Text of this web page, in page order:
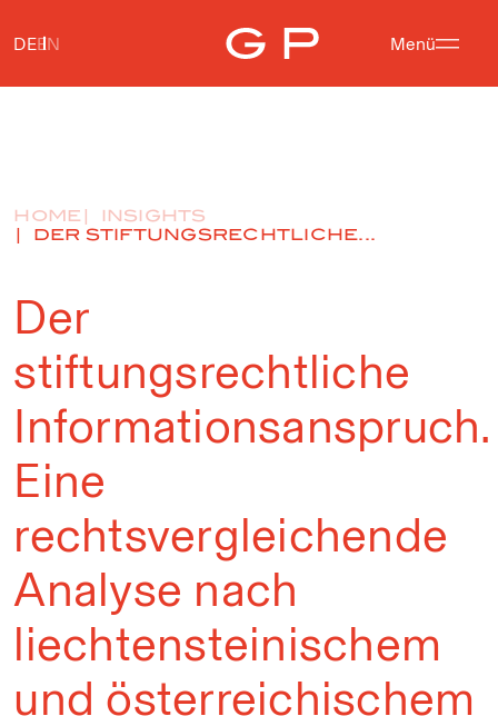
Menü
DEEN
HOME
INSIGHTS
DER STIFTUNGSRECHTLICHE...
Der
stiftungsrechtliche
Informationsanspruch.
Eine
rechtsvergleichende
Analyse nach
liechtensteinischem
und österreichischem